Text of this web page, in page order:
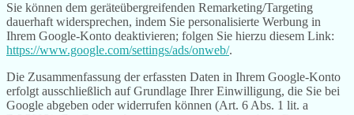
Sie können dem geräteübergreifenden Remarketing/Targeting
dauerhaft widersprechen, indem Sie personalisierte Werbung in
Ihrem Google-Konto deaktivieren; folgen Sie hierzu diesem Link:
https://www.google.com/settings/ads/onweb/.
Die Zusammenfassung der erfassten Daten in Ihrem Google-Konto
erfolgt ausschließlich auf Grundlage Ihrer Einwilligung, die Sie bei
Google abgeben oder widerrufen können (Art. 6 Abs. 1 lit. a